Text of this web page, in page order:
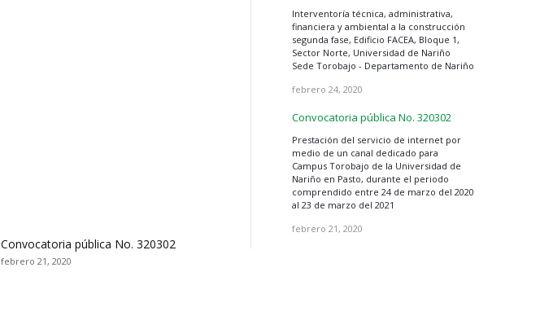
Convocatoria pública No. 320302
febrero 21, 2020
Interventoría técnica, administrativa,
financiera y ambiental a la construcción
segunda fase, Edificio FACEA, Bloque 1,
Sector Norte, Universidad de Nariño
Sede Torobajo - Departamento de Nariño
febrero 24, 2020
Convocatoria pública No. 320302
Prestación del servicio de internet por
medio de un canal dedicado para
Campus Torobajo de la Universidad de
Nariño en Pasto, durante el periodo
comprendido entre 24 de marzo del 2020
al 23 de marzo del 2021
febrero 21, 2020